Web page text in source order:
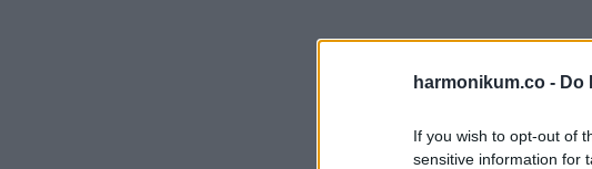
harmonikum.co - Do
If you wish to opt-out of
sensitive information for